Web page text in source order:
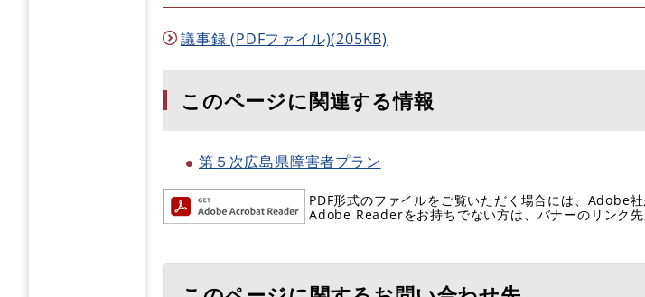
議事録 (PDFファイル)(205KB)
このページに関連する情報
第５次広島県障害者プラン
PDF形式のファイルをご覧いただく場合には、Adobe
Adobe Readerをお持ちでない方は、バナーのリンク先